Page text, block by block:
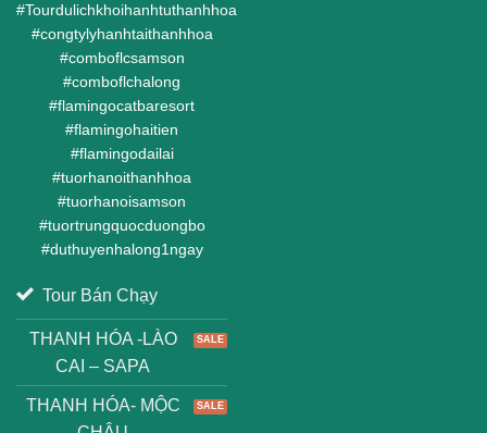
#Tourdulichkhoihanhtuthanhhoa
#congtylyhanhtaithanhhoa
#comboflcsamson
#comboflchalong
#flamingocatbaresort
#flamingohaitien
#flamingodailai
#tuorhanoithanhhoa
#tuorhanoisamson
#tuortrungquocduongbo
#duthuyenhalong1ngay
Tour Bán Chạy
THANH HÓA -LÀO
CAI – SAPA
THANH HÓA- MỘC